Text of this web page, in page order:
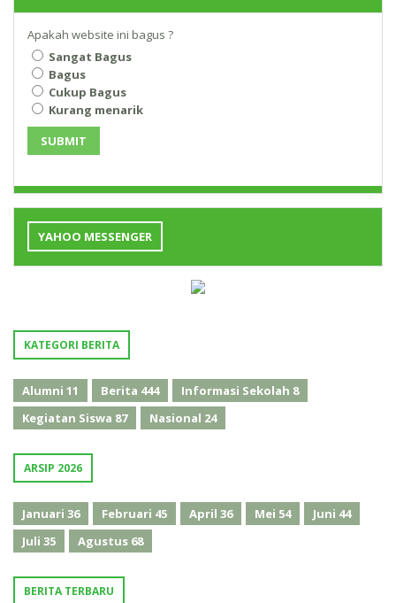
Apakah website ini bagus ?
Sangat Bagus
Bagus
Cukup Bagus
Kurang menarik
SUBMIT
YAHOO MESSENGER
KATEGORI BERITA
Alumni 11 Berita 444 Informasi Sekolah 8
Kegiatan Siswa 87 Nasional 24
ARSIP 2026
Januari 36 Februari 45 April 36 Mei 54 Juni 44
Juli 35 Agustus 68
BERITA TERBARU